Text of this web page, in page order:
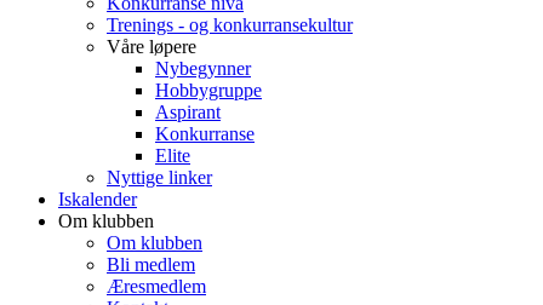
Trenings - og konkurransekultur
Våre løpere
Nybegynner
Hobbygruppe
Aspirant
Konkurranse
Elite
Nyttige linker
Iskalender
Om klubben
Om klubben
Bli medlem
Æresmedlem